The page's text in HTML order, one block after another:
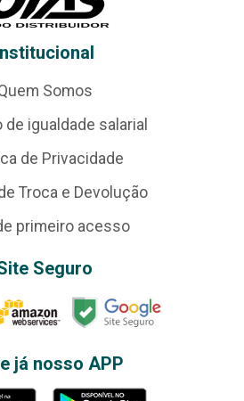
Somos
de igualdade salarial
de Privacidade
Troca e Devolução
primeiro acesso
Seguro
já nosso APP